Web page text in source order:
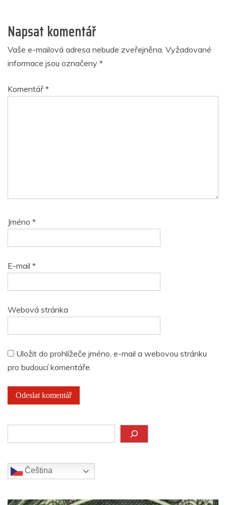
Napsat komentář
Vaše e-mailová adresa nebude zveřejněna. Vyžadované
informace jsou označeny *
Komentář *
Jméno *
E-mail *
Webová stránka
Uložit do prohlížeče jméno, e-mail a webovou stránku
pro budoucí komentáře.
Čeština‎